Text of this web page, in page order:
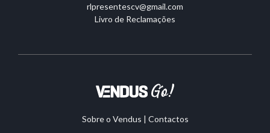
rlpresentescv@gmail.com
Livro de Reclamações
Sobre o Vendus | Contactos